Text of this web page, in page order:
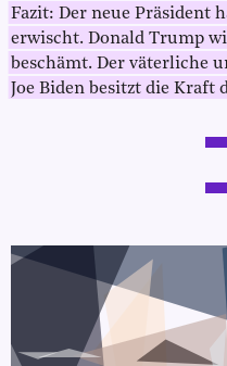
Fazit: Der neue Präsident
erwischt. Donald Trump
beschämt. Der väterliche
Joe Biden besitzt die Kraft